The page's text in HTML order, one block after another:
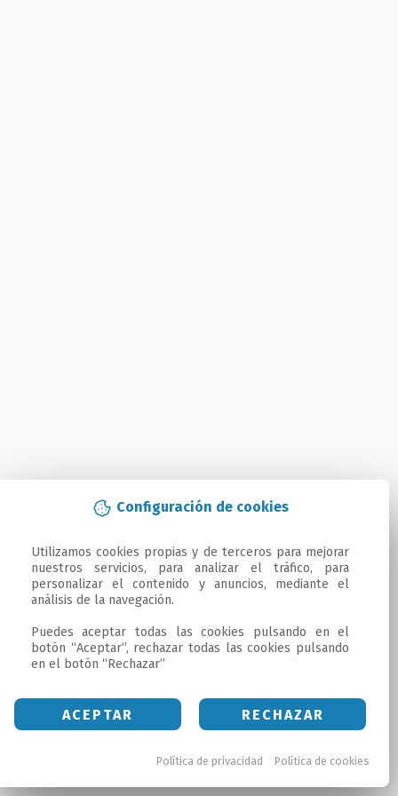
Configuración de cookies
Utilizamos cookies propias y de terceros para mejorar
nuestros servicios, para analizar el tráfico, para
personalizar el contenido y anuncios, mediante el
análisis de la navegación.
Puedes aceptar todas las cookies pulsando en el
botón “Aceptar”, rechazar todas las cookies pulsando
en el botón “Rechazar”
ACEPTAR RECHAZAR
Política de privacidad Política de cookies